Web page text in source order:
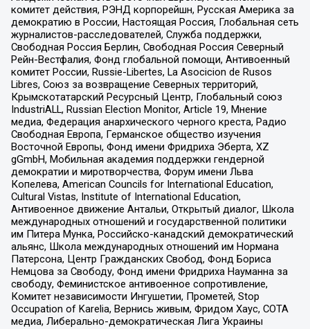
комитет действия, РЭНД корпорейшн, Русская Америка за
демократию в России, Настоящая Россия, Глобальная сеть
журналистов-расследователей, Служба поддержки,
Свободная Россия Берлин, Свободная Россия Северный
Рейн-Вестфалия, Фонд глобальной помощи, Антивоенный
комитет России, Russie-Libertes, La Asocicion de Rusos
Libres, Союз за возвращение Северных территорий,
Крымскотатарский Ресурсный Центр, Глобальный союз
IndustriALL, Russian Election Monitor, Article 19, Мнение
медиа, Федерация анархического черного креста, Радио
Свободная Европа, Германское общество изучения
Восточной Европы, Фонд имени Фридриха Эберта, XZ
gGmbH, Мобильная академия поддержки гендерной
демократии и миротворчества, Форум имени Льва
Копелева, American Councils for International Education,
Cultural Vistas, Institute of International Education,
Антивоенное движение Антальи, Открытый диалог, Школа
международных отношений и государственной политики
им Питера Мунка, Российско-канадский демократический
альянс, Школа международных отношений им Нормана
Патерсона, Центр Гражданских Свобод, Фонд Бориса
Немцова за Свободу, Фонд имени Фридриха Науманна за
свободу, Феминистское антивоенное сопротивление,
Комитет независимости Ингушетии, Прометей, Stop
Occupation of Karelia, Вернись живым, Фридом Хаус, СОТА
медиа, Либерально-демократическая Лига Украины